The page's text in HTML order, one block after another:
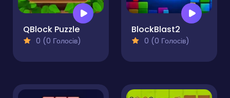
QBlock Puzzle
0 (0 Голосів)
BlockBlast2
0 (0 Голосів)